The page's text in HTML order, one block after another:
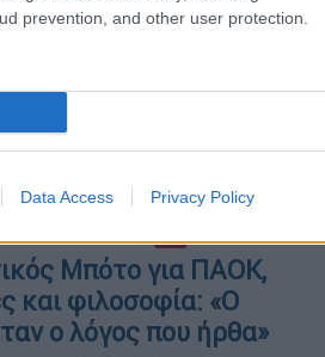
prevention, and other user protection.
Data Access Privacy Policy
για την ενίσχυση
από το περσινό,
22:38
Μπότο για ΠΑΟΚ,
και φιλοσοφία: «Ο
ο λόγος που ήρθα»